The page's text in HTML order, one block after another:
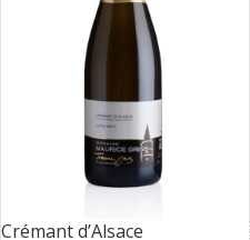
Crémant d’Alsace